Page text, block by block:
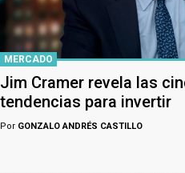
MERCADO
Jim Cramer revela las
tendencias para invertir
Por GONZALO ANDRÉS CASTILLO